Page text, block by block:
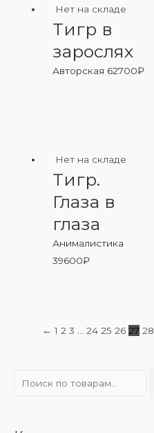
Нет на складе
Тигр в
зарослях
Авторская 62700₽
Нет на складе
Тигр.
Глаза в
глаза
Анималистика
39600₽
← 1 2 3 24 25 26 27 28